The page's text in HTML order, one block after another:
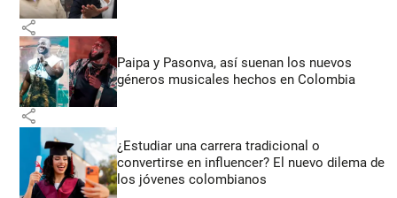
share
Paipa y Pasonva, así suenan los nuevos
géneros musicales hechos en Colombia
share
¿Estudiar una carrera tradicional o
convertirse en influencer? El nuevo dilema de
los jóvenes colombianos